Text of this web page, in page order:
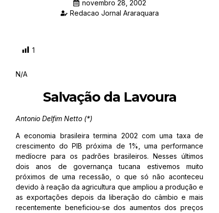
novembro 28, 2002
Redacao Jornal Araraquara
1
N/A
Salvação da Lavoura
Antonio Delfim Netto (*)
A economia brasileira termina 2002 com uma taxa de
crescimento do PIB próxima de 1%, uma performance
medíocre para os padrões brasileiros. Nesses últimos
dois anos de governança tucana estivemos muito
próximos de uma recessão, o que só não aconteceu
devido à reação da agricultura que ampliou a produção e
as exportações depois da liberação do câmbio e mais
recentemente beneficiou-se dos aumentos dos preços